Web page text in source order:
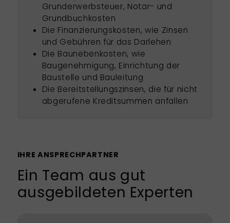
Grunderwerbsteuer, Notar- und
Grundbuchkosten
Die Finanzierungskosten, wie Zinsen
und Gebühren für das Darlehen
Die Baunebenkosten, wie
Baugenehmigung, Einrichtung der
Baustelle und Bauleitung
Die Bereitstellungszinsen, die für nicht
abgerufene Kreditsummen anfallen
IHRE ANSPRECHPARTNER
Ein Team aus gut
ausgebildeten Experten